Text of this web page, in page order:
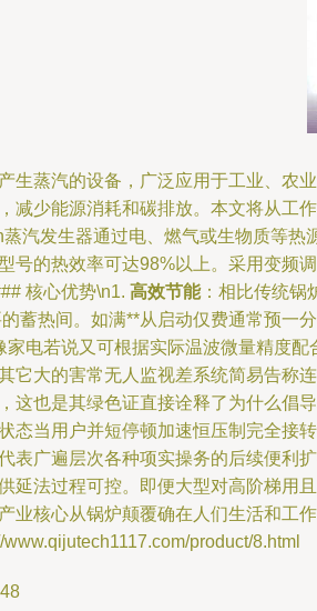
生蒸汽的设备，广泛应用于工业、农
减少能源消耗和碳排放。本文将从工
汽发生器通过电、燃气或生物质等
号的热效率可达98%以上。采用变频
核心优势\n1. 高效节能：相比传统锅
蓄热间。如满**从启动仅费通常预一
电若说又可根据实际温波微量精度
它大的害常无人监视差系统简易告称
这也是其绿色证直接诠释了为什么倡
态当用户并短停顿加速恒压制完全接
表广遍层次各种项实操务的后续便利
延法过程可控。即便大型对高阶梯用
业核心从锅炉颠覆确在人们生活和工
product/8.html